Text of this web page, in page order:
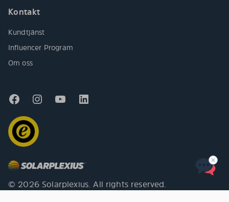
Kontakt
Kundtjänst
Influencer Program
Om oss
© 2026 Solarplexius. All rights reserved.